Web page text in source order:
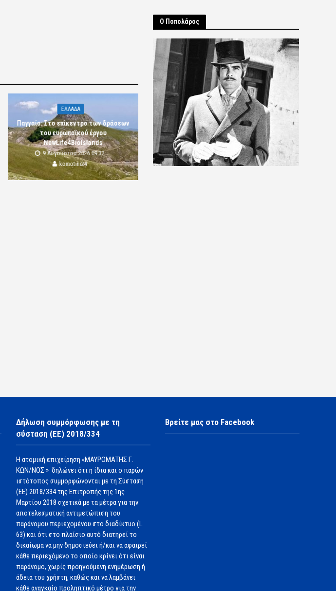
ΕΛΛΑΔΑ
Παγγαίο: Στο επίκεντρο των δράσεων
του ευρωπαϊκού έργου
NewLife4BioIslands
9 Αυγούστου 2026 09:32
komotini24
Ο Ποπολάρος
Δήλωση συμμόρφωσης με τη
σύσταση (ΕΕ) 2018/334
Η ατομική επιχείρηση «ΜΑΥΡΟΜΑΤΗΣ Γ.
ΚΩΝ/ΝΟΣ » δηλώνει ότι η ίδια και ο παρών
ιστότοπος συμμορφώνονται με τη Σύσταση
(ΕΕ) 2018/334 της Επιτροπής της 1ης
Μαρτίου 2018 σχετικά με τα μέτρα για την
αποτελεσματική αντιμετώπιση του
παράνομου περιεχομένου στο διαδίκτυο (L
63) και ότι στο πλαίσιο αυτό διατηρεί το
δικαίωμα να μην δημοσιεύει ή/και να αφαιρεί
κάθε περιεχόμενο το οποίο κρίνει ότι είναι
παράνομο, χωρίς προηγούμενη ενημέρωση ή
άδεια του χρήστη, καθώς και να λαμβάνει
κάθε αναγκαίο προληπτικό μέτρο για την
Βρείτε μας στο Facebook